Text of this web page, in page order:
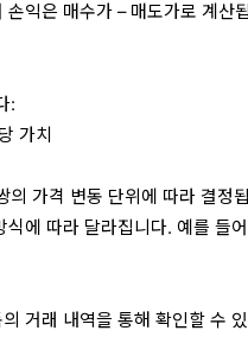
익은 매수가 – 매도가로 계산
:
가치
가격 변동 단위에 따라 결정
에 따라 달라집니다. 예를 들
거래 내역을 통해 확인할 수